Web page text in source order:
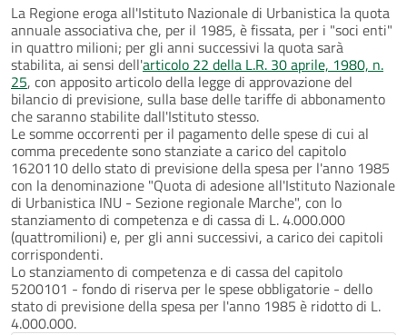
La Regione eroga all'Istituto Nazionale di Urbanistica la quota
annuale associativa che, per il 1985, è fissata, per i "soci enti"
in quattro milioni; per gli anni successivi la quota sarà
stabilita, ai sensi dell'articolo 22 della L.R. 30 aprile, 1980, n.
25, con apposito articolo della legge di approvazione del
bilancio di previsione, sulla base delle tariffe di abbonamento
che saranno stabilite dall'Istituto stesso.
Le somme occorrenti per il pagamento delle spese di cui al
comma precedente sono stanziate a carico del capitolo
1620110 dello stato di previsione della spesa per l'anno 1985
con la denominazione "Quota di adesione all'Istituto Nazionale
di Urbanistica INU - Sezione regionale Marche", con lo
stanziamento di competenza e di cassa di L. 4.000.000
(quattromilioni) e, per gli anni successivi, a carico dei capitoli
corrispondenti.
Lo stanziamento di competenza e di cassa del capitolo
5200101 - fondo di riserva per le spese obbligatorie - dello
stato di previsione della spesa per l'anno 1985 è ridotto di L.
4.000.000.